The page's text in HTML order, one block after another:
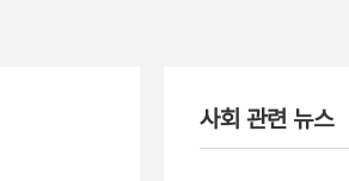
사회 관련 뉴스